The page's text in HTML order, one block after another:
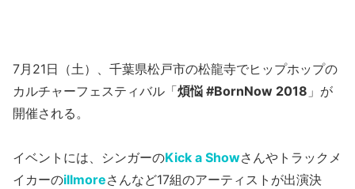
7月21日（土）、千葉県松戸市の松龍寺でヒップホップの
カルチャーフェスティバル「煩悩 #BornNow 2018 」が
開催される。
イベントには、シンガーのKick a Showさんやトラックメ
イカーのillmoreさんなど17組のアーティストが出演決